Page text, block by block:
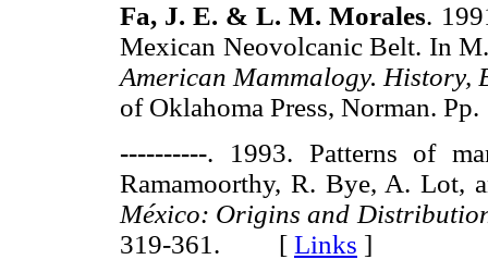
Fa, J. E. & L. M. Morales.
Mexican Neovolcanic Belt. In
American Mammalogy. History,
of Oklahoma Press, Norman.
----------. 1993. Patterns of
Ramamoorthy, R. Bye, A. Lot,
México: Origins and
319-361. [ Links ]